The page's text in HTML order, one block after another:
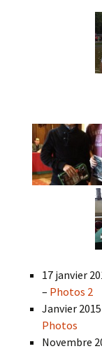
17 janvier
– Photos 2
Janvier
Photos
Novembre